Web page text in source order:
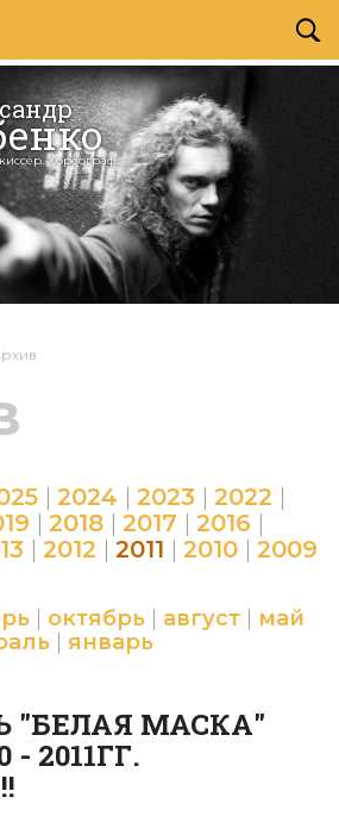
Хореограф.
| 2024 | 2023 | 2022 |
| 2018 | 2017 | 2016 |
| 2012 | 2011 | 2010 | 2009
октябрь август
май
январь
"БЕЛАЯ МАСКА"
- 2011ГГ.